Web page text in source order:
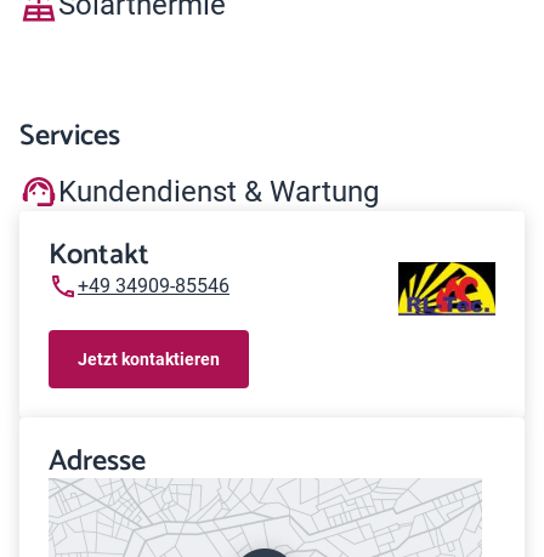
Services
Kundendienst & Wartung
Kontakt
+49 34909-85546
Jetzt kontaktieren
Adresse